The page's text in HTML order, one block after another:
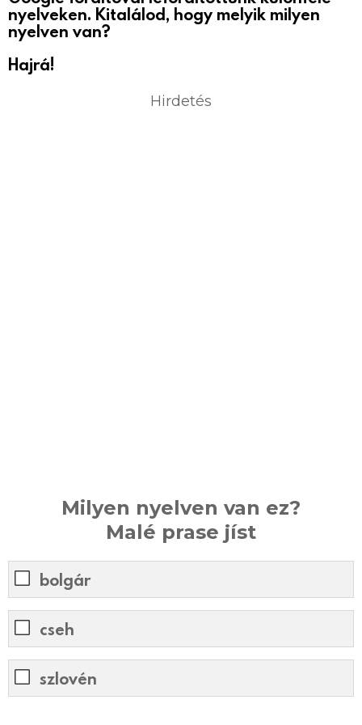
nyelveken. Kitalálod, hogy melyik milyen
nyelven van?
Hajrá!
Hirdetés
Milyen nyelven van ez?
Malé prase jíst
bolgár
cseh
szlovén